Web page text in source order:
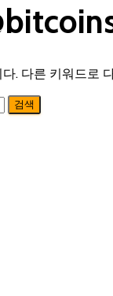
. 다른 키워드로